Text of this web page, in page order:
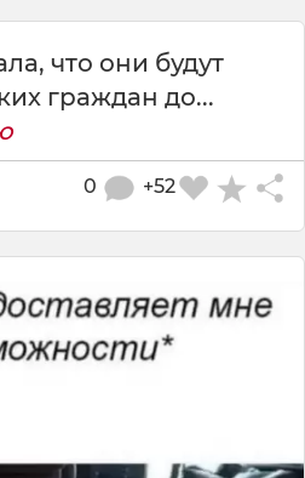
что они будут
граждан до...
+52
0